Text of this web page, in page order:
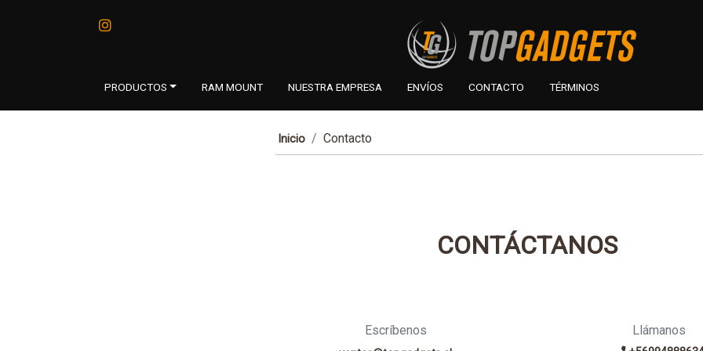
PRODUCTOS RAM MOUNT NUESTRA EMPRESA ENVÍOS CONTACTO TÉRMINOS
Inicio Contacto
CONTÁCTANOS
Escríbenos Llámanos